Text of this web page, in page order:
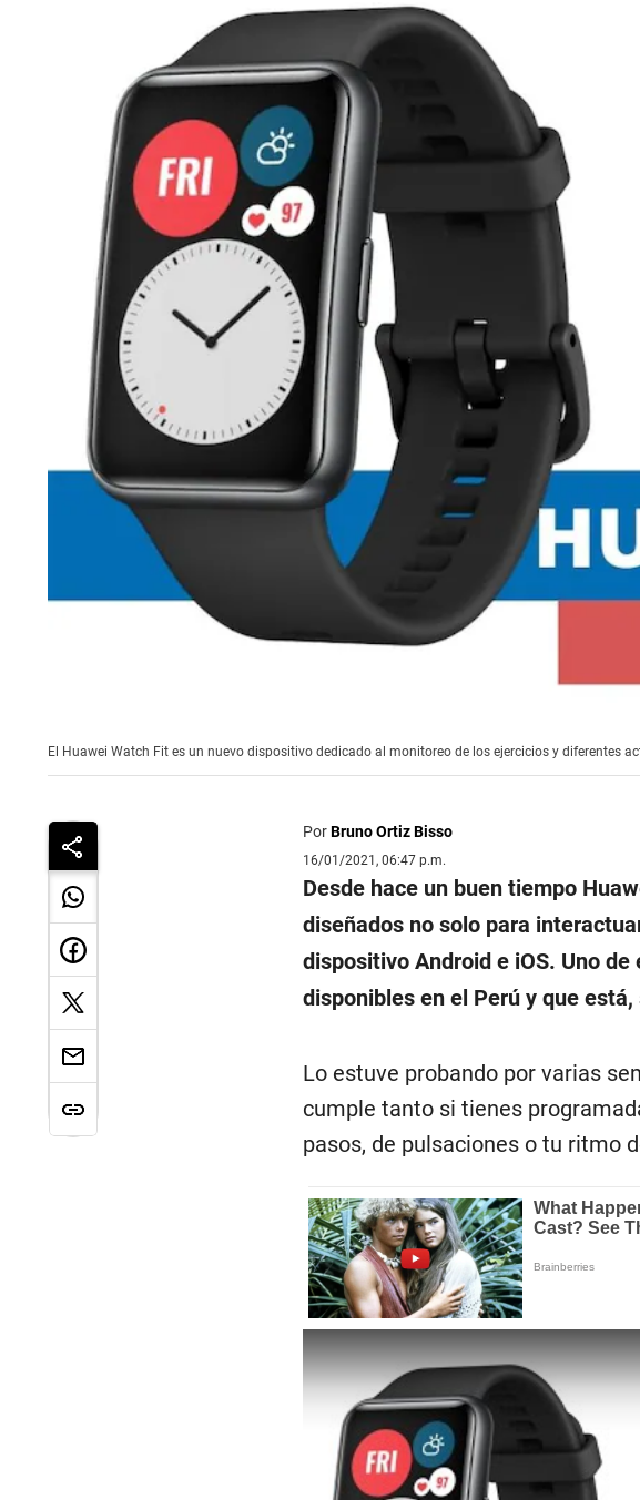
El Huawei Watch Fit es un nuevo dispositivo dedicado al monitoreo de los ejercicios y diferentes
PorBruno Ortiz Bisso
16/01/2021, 06:47 p.m.
Desde hace un buen tiempo
diseñados no solo para
dispositivo Android e iOS. Uno
disponibles en el Perú y que
Lo estuve probando por varias
cumple tanto si tienes
pasos, de pulsaciones o tu ritmo